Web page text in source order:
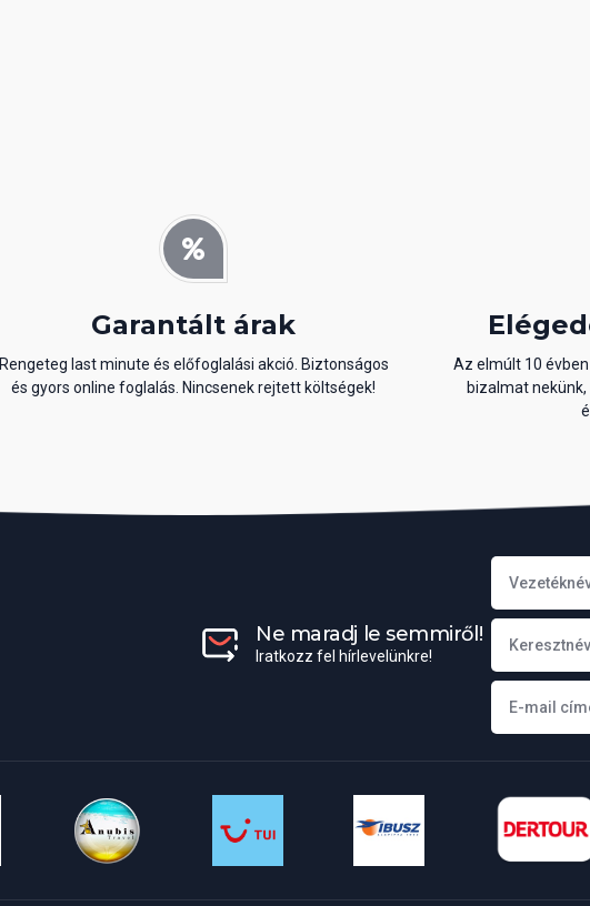
Garantált árak
Rengeteg last minute és előfoglalási akció. Biztonságos
és gyors online foglalás. Nincsenek rejtett költségek!
Az elmúlt 10
bizalmat
Ne maradj le semmiről!
Iratkozz fel hírlevelünkre!